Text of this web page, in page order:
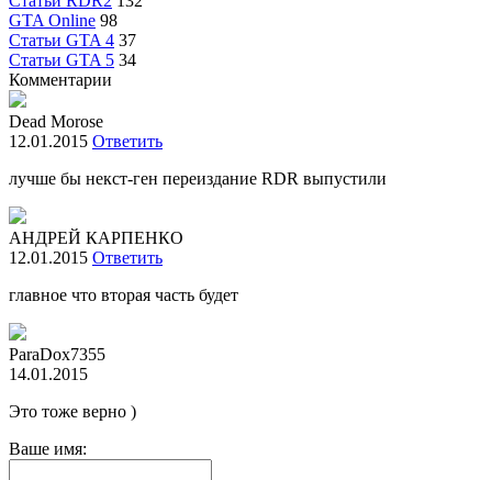
GTA Online 98
Статьи GTA 4 37
Статьи GTA 5 34
Комментарии
Dead Morose
12.01.2015 Ответить
лучше бы некст-ген переиздание RDR выпустили
АНДРЕЙ КАРПЕНКО
12.01.2015 Ответить
главное что вторая часть будет
ParaDox7355
14.01.2015
Это тоже верно )
Ваше имя: